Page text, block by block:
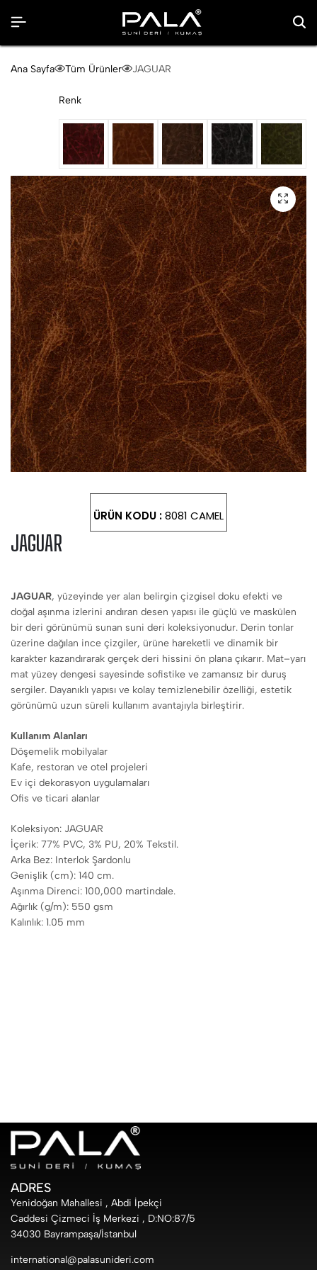
Ana Sayfa Tüm Ürünler JAGUAR
Renk
Bordo Camel K. Kahve Siyah
ÜRÜN KODU :8081 CAMEL
JAGUAR
JAGUAR, yüzeyinde yer alan belirgin çizgisel doku efekti ve
doğal aşınma izlerini andıran desen yapısı ile güçlü ve maskülen
bir deri görünümü sunan suni deri koleksiyonudur. Derin tonlar
üzerine dağılan ince çizgiler, ürüne hareketli ve dinamik bir
karakter kazandırarak gerçek deri hissini ön plana çıkarır. Mat–yarı
mat yüzey dengesi sayesinde sofistike ve zamansız bir duruş
sergiler. Dayanıklı yapısı ve kolay temizlenebilir özelliği, estetik
görünümü uzun süreli kullanım avantajıyla birleştirir.
Kullanım Alanları
Döşemelik mobilyalar
Kafe, restoran ve otel projeleri
Ev içi dekorasyon uygulamaları
Ofis ve ticari alanlar
Koleksiyon: JAGUAR
İçerik: 77% PVC, 3% PU, 20% Tekstil.
Arka Bez: Interlok Şardonlu
Genişlik (cm): 140 cm.
Aşınma Direnci: 100,000 martindale.
Ağırlık (g/m): 550 gsm
Kalınlık: 1.05 mm
ADRES
Yenidoğan Mahallesi , Abdi İpekçi
Caddesi Çizmeci İş Merkezi , D:NO:87/5
34030 Bayrampaşa/İstanbul
international@palasunideri.com